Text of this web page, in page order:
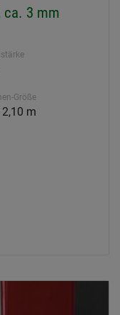
ca. 3 mm
Größe
m